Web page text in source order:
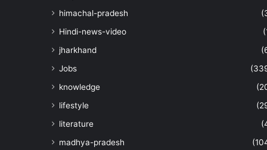
himachal-pradesh
Hindi-news-video
jharkhand
Jobs
knowledge
lifestyle
literature
madhya-pradesh